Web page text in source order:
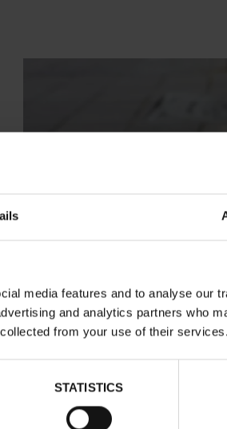
media features and to analyse our
and analytics partners who
from your use of their services.
STATISTICS